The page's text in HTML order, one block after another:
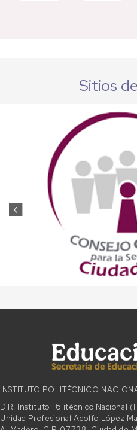
Sitios
INSTITUTO POLITÉCNICO
D.R. Instituto Politécnico Nacional
Unidad Profesional Adolfo López